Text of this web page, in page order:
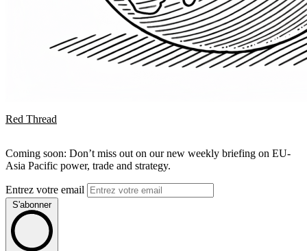
Red Thread
Coming soon: Don’t miss out on our new weekly briefing on EU-
Asia Pacific power, trade and strategy.
Entrez votre email
S'abonner